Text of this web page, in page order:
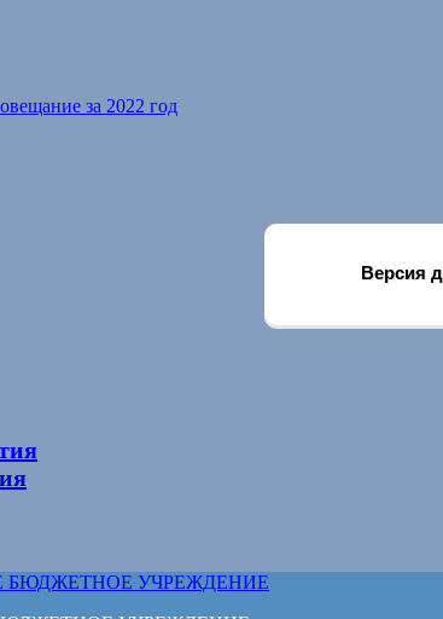
за 2022 год
Версия